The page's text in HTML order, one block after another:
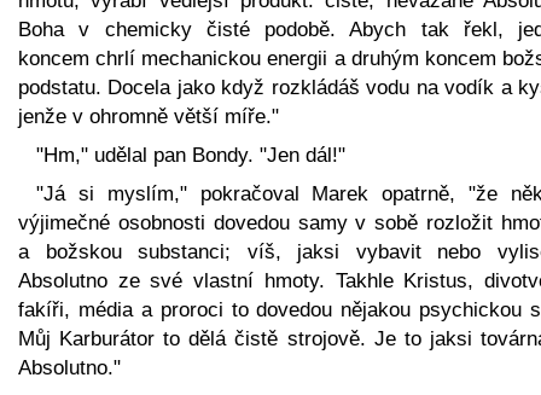
Boha v chemicky čisté podobě. Abych tak řekl,
koncem chrlí mechanickou energii a druhým koncem
podstatu. Docela jako když rozkládáš vodu na vodík a
jenže v ohromně větší míře."
"Hm," udělal pan Bondy. "Jen dál!"
"Já si myslím," pokračoval Marek opatrně, "že
výjimečné osobnosti dovedou samy v sobě rozložit
a božskou substanci; víš, jaksi vybavit nebo
Absolutno ze své vlastní hmoty. Takhle Kristus,
fakíři, média a proroci to dovedou nějakou psychickou
Můj Karburátor to dělá čistě strojově. Je to jaksi
Absolutno."